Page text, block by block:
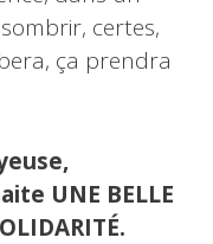
certes,
ça prendra
UNE BELLE